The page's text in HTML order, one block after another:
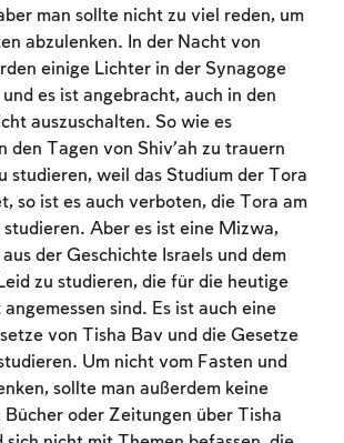
man sollte nicht zu viel reden, um
abzulenken. In der Nacht von
einige Lichter in der Synagoge
es ist angebracht, auch in den
auszuschalten. So wie es
den Tagen von Shiv’ah zu trauern
studieren, weil das Studium der Tora
so ist es auch verboten, die Tora am
studieren. Aber es ist eine Mizwa,
der Geschichte Israels und dem
zu studieren, die für die heutige
sind. Es ist auch eine
von Tisha Bav und die Gesetze
Um nicht vom Fasten und
sollte man außerdem keine
oder Zeitungen über Tisha